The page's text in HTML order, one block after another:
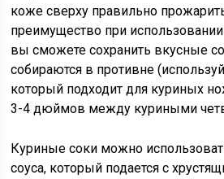
коже сверху правильно
преимущество при
вы сможете сохранить вкусные
собираются в противне
который подходит для куриных
3-4 дюймов между куриными
Куриные соки можно
соуса, который подается с